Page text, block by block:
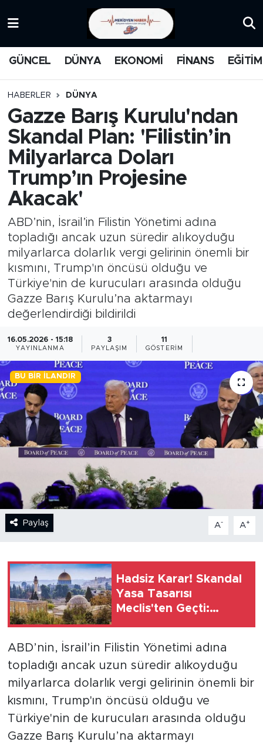
GÜNCEL DÜNYA EKONOMİ FİNANS EĞİTİM
HABERLER DÜNYA
Gazze Barış Kurulu'ndan
Skandal Plan: 'Filistin’in
Milyarlarca Doları
Trump’ın Projesine
Akacak'
ABD’nin, İsrail’in Filistin Yönetimi adına
topladığı ancak uzun süredir alıkoyduğu
milyarlarca dolarlık vergi gelirinin önemli bir
kısmını, Trump'ın öncüsü olduğu ve
Türkiye'nin de kurucuları arasında olduğu
Gazze Barış Kurulu’na aktarmayı
değerlendirdiği bildirildi
16.05.2026 - 15:18
YAYINLANMA
3
PAYLAŞIM
11
GÖSTERIM
BU BIR İLANDIR
Paylaş A- A+
Hadsiz Karar! Skandal
Yasa Tasarısı
Meclis'ten Geçti:
ABD’nin, İsrail’in Filistin Yönetimi adına
topladığı ancak uzun süredir alıkoyduğu
milyarlarca dolarlık vergi gelirinin önemli bir
kısmını, Trump'ın öncüsü olduğu ve
Türkiye'nin de kurucuları arasında olduğu
Gazze Barış Kurulu’na aktarmayı
MEDYA
FİNANS
DÜNYA
GÜNCEL
KARİKATÜR
BİLİM-TEKNOLOJİ
RÖPÖRTAJ
ANALİZ
NOSTALJİ
KULİS
YAZARLAR
POLİTİKA
EKONOMİ
KÜLTÜR SANAT
YAŞAM
TARİHTEN GÜNÜMÜZE
TARİH
KADIN
SAĞLIK
Trafik Durumu
Süper Lig Puan Durumu ve Fikstür
Tüm Manşetler
Son Dakika Haberleri
Haber Arşivi